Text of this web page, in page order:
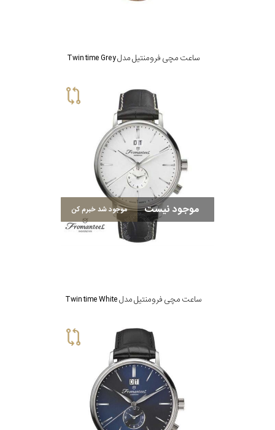
ساعت مچی فرومنتیل مدل Twin time Grey
موجود نیست موجود شد خبرم کن
ساعت مچی فرومنتیل مدل Twin time White